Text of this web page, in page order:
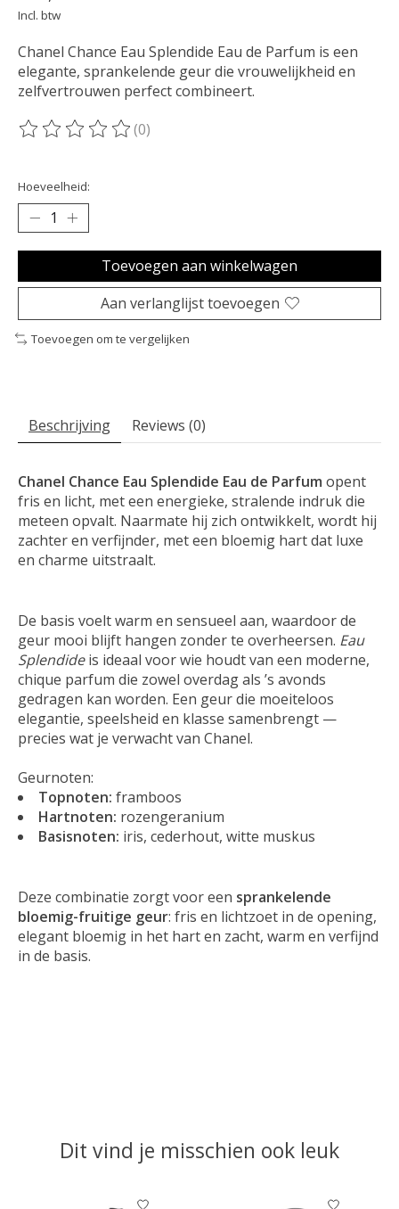
Incl. btw
Chanel Chance Eau Splendide Eau de Parfum is een
elegante, sprankelende geur die vrouwelijkheid en
zelfvertrouwen perfect combineert.
De beoordeling van dit product is
(0)
Hoeveelheid:
Toevoegen aan winkelwagen
Aan verlanglijst toevoegen
Toevoegen om te vergelijken
Beschrijving Reviews (0)
Chanel Chance Eau Splendide Eau de Parfum opent
fris en licht, met een energieke, stralende indruk die
meteen opvalt. Naarmate hij zich ontwikkelt, wordt hij
zachter en verfijnder, met een bloemig hart dat luxe
en charme uitstraalt.
De basis voelt warm en sensueel aan, waardoor de
geur mooi blijft hangen zonder te overheersen. Eau
Splendideis ideaal voor wie houdt van een moderne,
chique parfum die zowel overdag als ’s avonds
gedragen kan worden. Een geur die moeiteloos
elegantie, speelsheid en klasse samenbrengt —
precies wat je verwacht van Chanel.
Geurnoten:
Topnoten: framboos
Hartnoten: rozengeranium
Basisnoten: iris, cederhout, witte muskus
Deze combinatie zorgt voor een sprankelende
bloemig-fruitige geur: fris en lichtzoet in de opening,
elegant bloemig in het hart en zacht, warm en verfijnd
in de basis.
Dit vind je misschien ook leuk
Items van productcarrousel